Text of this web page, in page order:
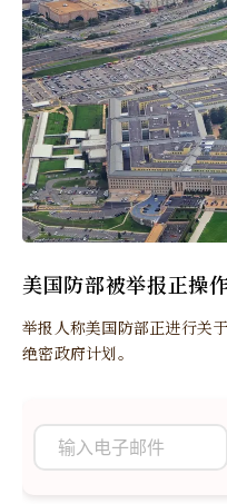
美国防部被举报正操
举报人称美国防部正进行关
绝密政府计划。